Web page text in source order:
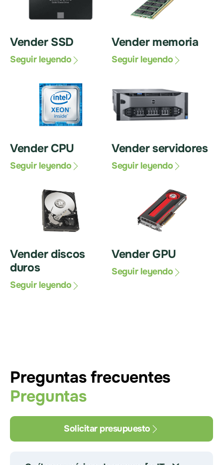
Vender SSD
Seguir leyendo
Vender memoria
Seguir leyendo
Vender CPU
Seguir leyendo
Vender servidores
Seguir leyendo
Vender discos
duros
Seguir leyendo
Vender GPU
Seguir leyendo
Preguntas frecuentes
Preguntas
Solicitar presupuesto